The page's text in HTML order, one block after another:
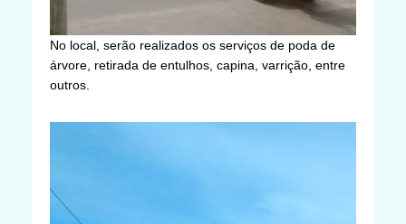
No local, serão realizados os serviços de poda de
árvore, retirada de entulhos, capina, varrição, entre
outros.